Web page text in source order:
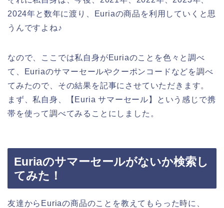
2024年と数年に渡り、Euriaの商品を利用していくと思
うんですよね♪
なので、ここでは私自身がEuriaのことを色々と調べ
て、Euriaのサマーセールやクーポンコードなどを調べ
てみたので、その結果を記事にさせていただきます。
まず、私自身、【Euria サマーセール】という感じで携
帯を使って調べてみることにしました。
Euriaのサマーセールがないか検索し
てみた！
友達からEuriaの商品のことを教えてもらった時に、